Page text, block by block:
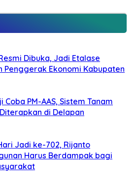
Dibuka, Jadi Etalase
Penggerak Ekonomi Kabupaten
PM-AAS, Sistem Tanam
di Delapan
Jadi ke-702, Rijanto
Harus Berdampak bagi